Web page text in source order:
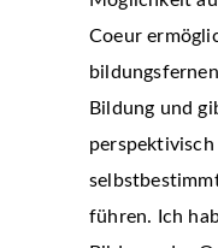
Coeur
Bildung und
führen. Ich